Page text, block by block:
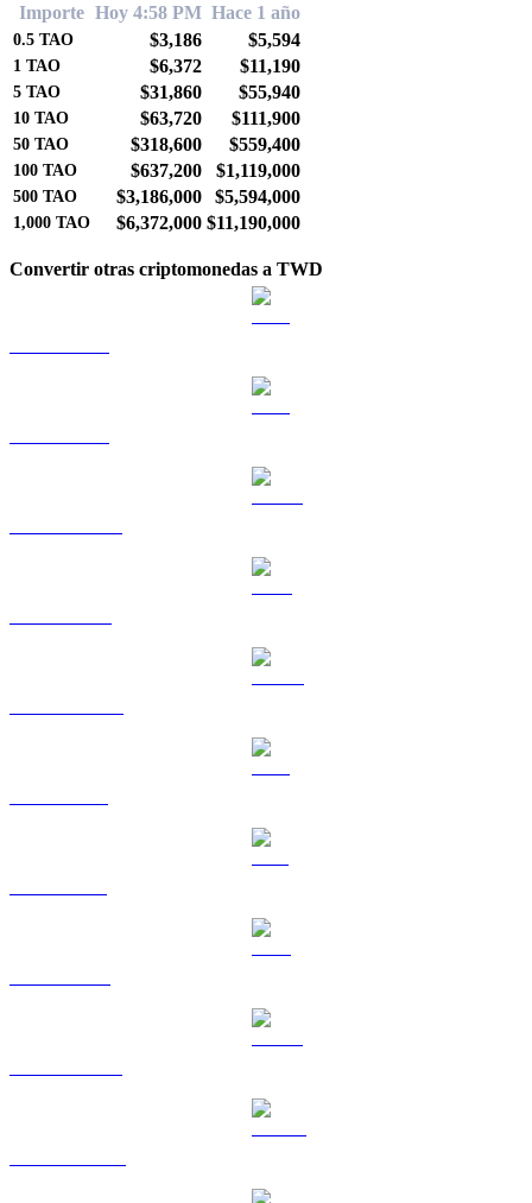
Importe Hoy 4:58 PM Hace 1 año
0.5 TAO $3,186 $5,594
1 TAO $6,372 $11,190
5 TAO $31,860 $55,940
10 TAO $63,720 $111,900
50 TAO $318,600 $559,400
100 TAO $637,200 $1,119,000
500 TAO $3,186,000 $5,594,000
1,000 TAO $6,372,000 $11,190,000
Convertir otras criptomonedas a TWD